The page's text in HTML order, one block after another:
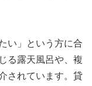
い」という方に合
る露天風呂や、複
されています。貸